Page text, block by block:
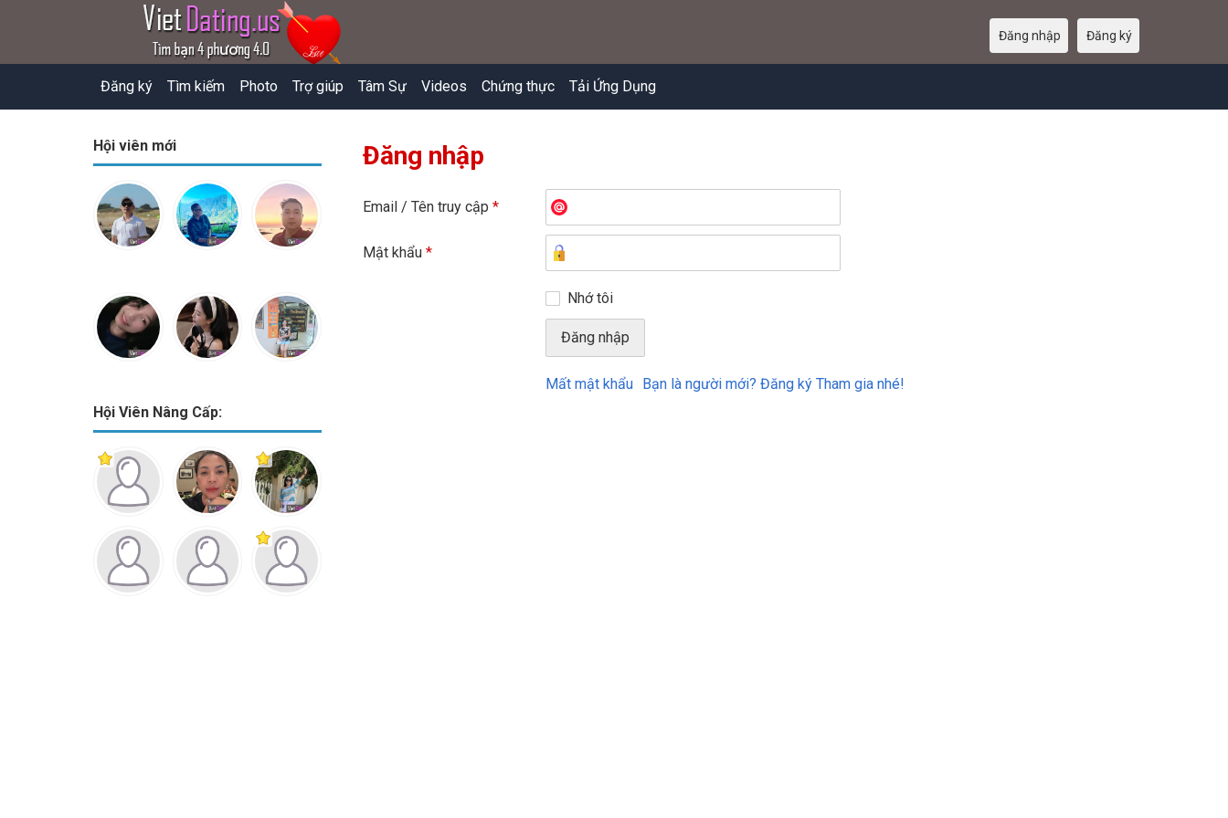
Đăng ký Tìm kiếm Photo Trợ giúp Tâm Sự Videos Chứng thực Tải Ứng Dụng
Đăng nhập Đăng ký
Hội viên mới
Hội Viên Nâng Cấp:
Đăng nhập
Email / Tên truy cập *
Mật khẩu *
Nhớ tôi
Mất mật khẩu Bạn là người mới? Đăng ký Tham gia nhé!